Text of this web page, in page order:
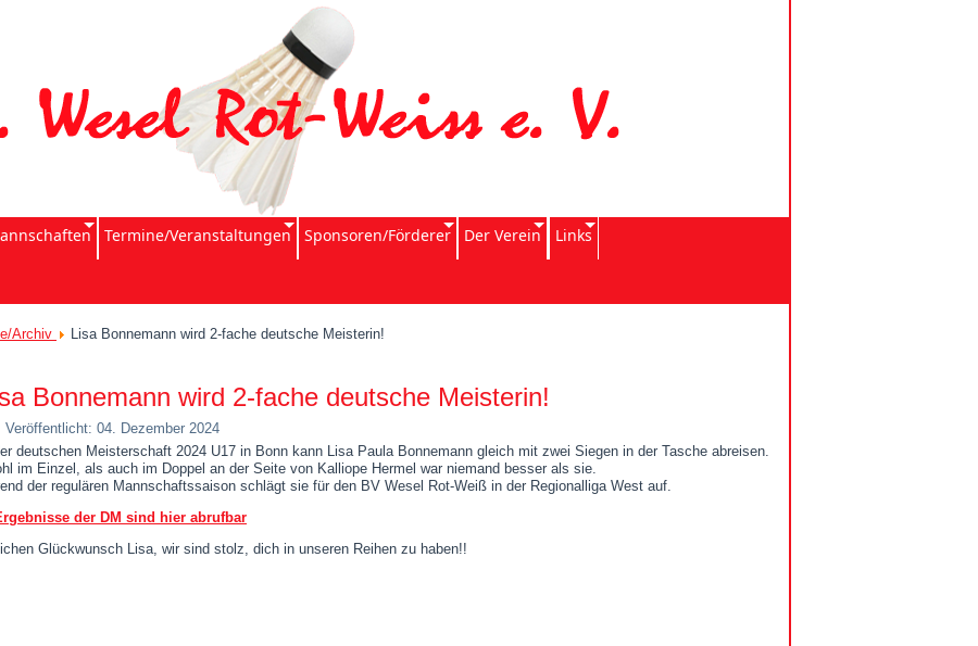
Termine/Veranstaltungen Sponsoren/Förderer Der Verein Links
Archiv Lisa Bonnemann wird 2-fache deutsche Meisterin!
Bonnemann wird 2-fache deutsche Meisterin!
Veröffentlicht: 04. Dezember 2024
deutschen Meisterschaft 2024 U17 in Bonn kann Lisa Paula Bonnemann gleich mit zwei Siegen in der Tasche abreisen.
im Einzel, als auch im Doppel an der Seite von Kalliope Hermel war niemand besser als sie.
der regulären Mannschaftssaison schlägt sie für den BV Wesel Rot-Weiß in der Regionalliga West auf.
der DM sind hier abrufbar
Glückwunsch Lisa, wir sind stolz, dich in unseren Reihen zu haben!!